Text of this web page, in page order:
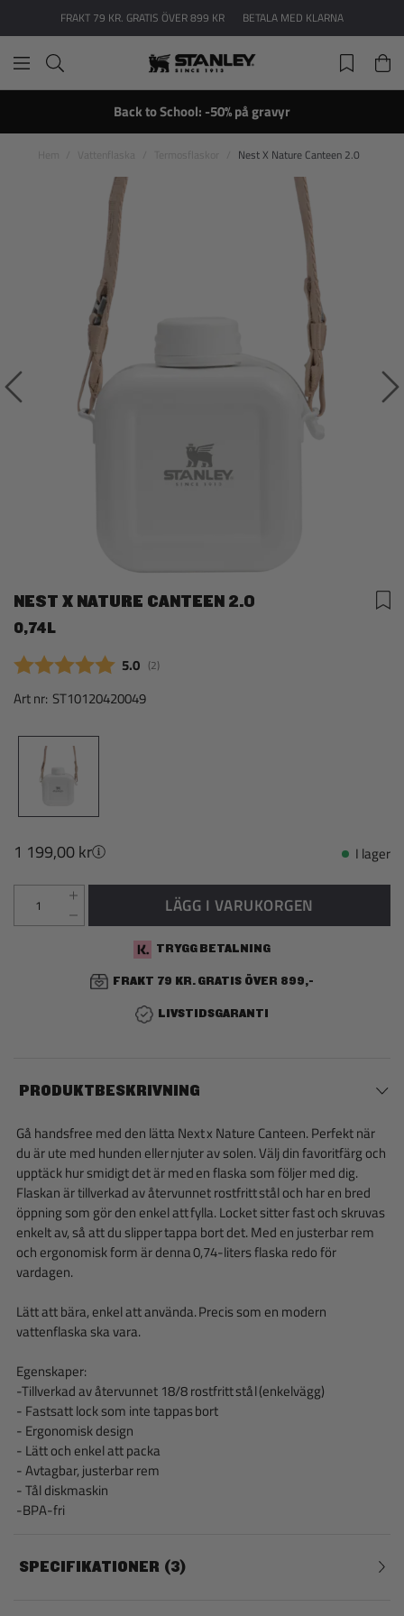
FRAKT 79 KR. GRATIS ÖVER 899 KR BETALA MED KLARNA
Back to School: -50% på gravyr
Vattenflaska Termosflaskor Nest X Nature Canteen 2.0
NEST X NATURE CANTEEN 2.0
0,74L
Snittbetyg:
5.0 (röster:
2)
Art nr: ST10120420049
1 199,00 kr I lager
LÄGG I VARUKORGEN
TRYGG BETALNING
FRAKT 79 KR. GRATIS ÖVER 899,-
LIVSTIDSGARANTI
PRODUKTBESKRIVNING
Gå handsfree med den lätta Next x Nature Canteen. Perfekt när
du är ute med hunden eller njuter av solen. Välj din favoritfärg och
upptäck hur smidigt det är med en flaska som följer med dig.
Flaskan är tillverkad av återvunnet rostfritt stål och har en bred
öppning som gör den enkel att fylla. Locket sitter fast och skruvas
enkelt av, så att du slipper tappa bort det. Med en justerbar rem
och ergonomisk form är denna 0,74-liters flaska redo för
vardagen.
Lätt att bära, enkel att använda. Precis som en modern
vattenflaska ska vara.
Egenskaper:
-Tillverkad av återvunnet 18/8 rostfritt stål (enkelvägg)
- Fastsatt lock som inte tappas bort
- Ergonomisk design
- Lätt och enkel att packa
- Avtagbar, justerbar rem
- Tål diskmaskin
-BPA-fri
SPECIFIKATIONER 3